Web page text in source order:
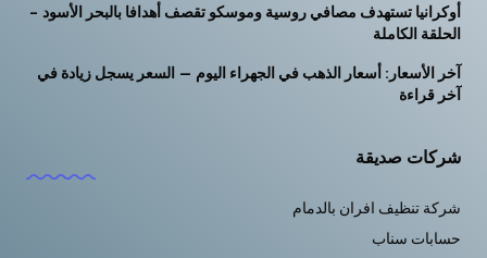
أوكرانيا تستهدف مصافي روسية وموسكو تقصف أهدافا بالبحر الأسود –
الحلقة الكاملة
آخر الأسعار: أسعار الذهب في الجهراء اليوم — السعر يسجل زيادة في
آخر قراءة
شركات صديقة
شركة تنظيف افران بالدمام
حسابات سناب